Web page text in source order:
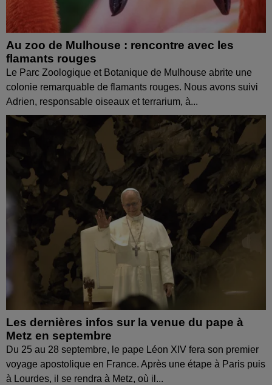
Au zoo de Mulhouse : rencontre avec les
flamants rouges
Le Parc Zoologique et Botanique de Mulhouse abrite une
colonie remarquable de flamants rouges. Nous avons suivi
Adrien, responsable oiseaux et terrarium, à...
Les dernières infos sur la venue du pape à
Metz en septembre
Du 25 au 28 septembre, le pape Léon XIV fera son premier
voyage apostolique en France. Après une étape à Paris puis
à Lourdes, il se rendra à Metz, où il...